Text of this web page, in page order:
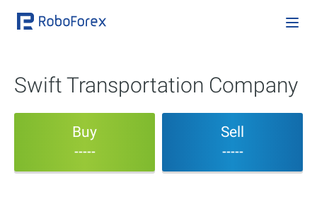
Swift Transportation Company
Buy
-----
Sell
-----